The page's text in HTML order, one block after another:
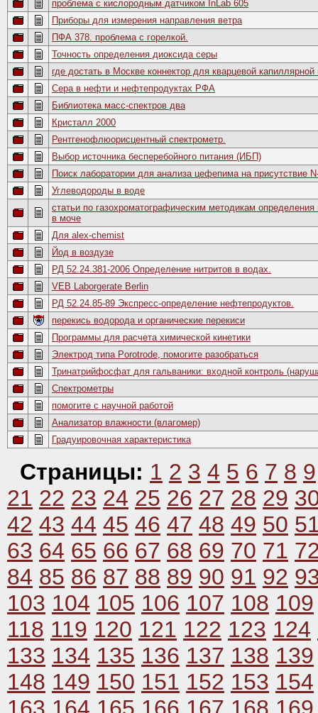
проблема с кислородным датчиком InLab 605
Приборы для измерения направления ветра
ПФА 378. проблема с горелкой.
Точность определения диоксида серы
где достать в Москве коннектор для кварцевой капиллярной
Сера в нефти и нефтепродуктах РФА
Библиотека масс-спектров два
Кристалл 2000
Рентгенофлюорисцентный спектрометр.
Выбор источника бесперебойного питания (ИБП)
Поиск лаборатории для анализа цефепима на присутствие
Углеводороды в воде
статьи по газохроматографическим методикам
в моче
Для alex-chemist
Йод в воздузе
РД 52.24.381-2006 Определение нитритов в водах.
VEB Laborgerate Berlin
РД 52.24.85-89 Экспресс-определение нефтепродуктов.
перекись водорода и органические перекиси
Программы для расчета химической кинетики
Электрод типа Porotrode, помогите разобраться
Тринатрийфосфат для гальваники: входной контроль
Спектрометры
помогите с научной работой
Анализатор влажности (влагомер)
Градуировочная характеристика
Страницы: 1 2 3 4 5 6 7 8 9
21 22 23 24 25 26 27 28 29
42 43 44 45 46 47 48 49 50
63 64 65 66 67 68 69 70 71
84 85 86 87 88 89 90 91 92
103 104 105 106 107 108 109
118 119 120 121 122 123 124
133 134 135 136 137 138 139
148 149 150 151 152 153 154